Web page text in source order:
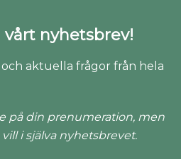
vårt nyhetsbrev!
och aktuella frågor från hela
på din prenumeration, men
i själva nyhetsbrevet.